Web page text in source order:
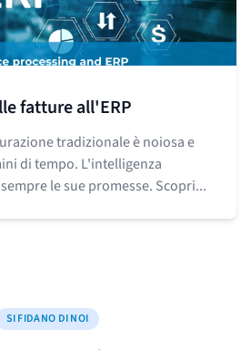
fatture all'ERP
tradizionale è noiosa e
di tempo. L'intelligenza
le sue promesse. Scopri...
SI FIDANO DI NOI